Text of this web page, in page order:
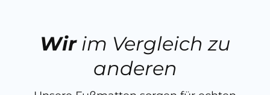
Wirim Vergleich zu
anderen